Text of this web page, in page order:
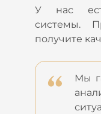
У нас
системы.
получите
Мы